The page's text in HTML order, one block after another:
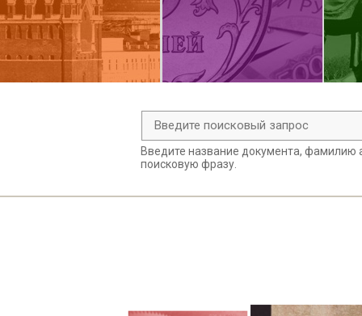
Введите название документа, фамилию
поисковую фразу.